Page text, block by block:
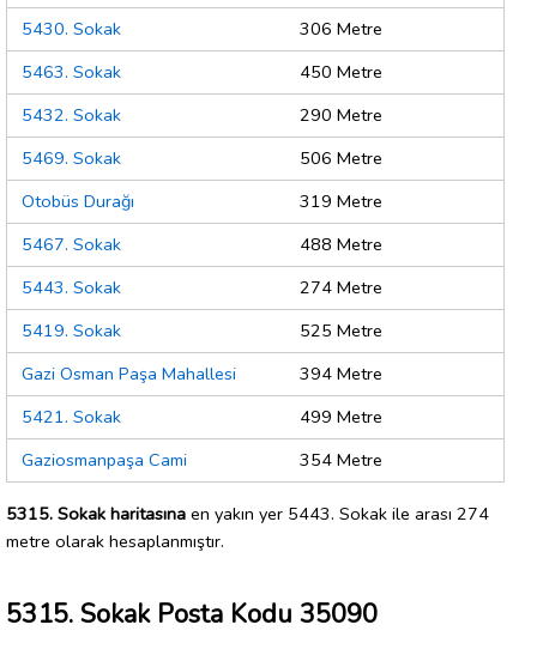
5430. Sokak
306 Metre
5463. Sokak
450 Metre
5432. Sokak
290 Metre
5469. Sokak
506 Metre
Otobüs Durağı
319 Metre
5467. Sokak
488 Metre
5443. Sokak
274 Metre
5419. Sokak
525 Metre
Gazi Osman Paşa Mahallesi
394 Metre
5421. Sokak
499 Metre
Gaziosmanpaşa Cami
354 Metre
5315. Sokak haritasına en yakın yer 5443. Sokak ile arası 274
metre olarak hesaplanmıştır.
5315. Sokak Posta Kodu 35090